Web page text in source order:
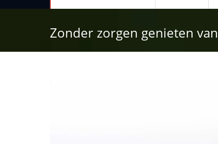
Zonder zorgen genieten